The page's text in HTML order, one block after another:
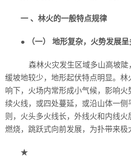
一 、林火的一般特点规律
● （一） 地形复杂，火势发展呈
森林火灾发生区域多山高坡陡
缓坡地较少，地形起伏特点明显。
响下，火场内常形成小气候，影响
续火线，或四处蔓延，或沿山体一
则，火头多火线长，外线火和内线
燃烧，跳跃式向前发展，为扑带来极
★